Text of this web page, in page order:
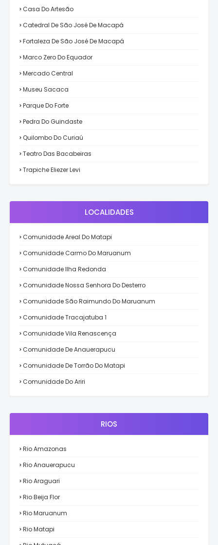
Casa Do Artesão
Catedral De São José De Macapá
Fortaleza De São José De Macapá
Marco Zero Do Equador
Mercado Central
Museu Sacaca
Parque Do Forte
Pedra Do Guindaste
Quilombo Do Curiaú
Teatro Das Bacabeiras
Trapiche Eliezer Levi
LOCALIDADES
Comunidade Areal Do Matapi
Comunidade Carmo Do Maruanum
Comunidade Ilha Redonda
Comunidade Nossa Senhora Do Desterro
Comunidade São Raimundo Do Maruanum
Comunidade Tracajatuba 1
Comunidade Vila Renascença
Comunidade De Anauerapucu
Comunidade De Torrão Do Matapi
Comunidade Do Ariri
RIOS
Rio Amazonas
Rio Anauerapucu
Rio Araguari
Rio Beija Flor
Rio Maruanum
Rio Matapi